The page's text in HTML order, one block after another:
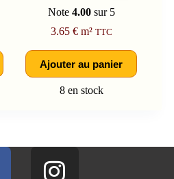
Note 4.00sur 5
3.65 €m² TTC
Ajouter au panier
8 en stock